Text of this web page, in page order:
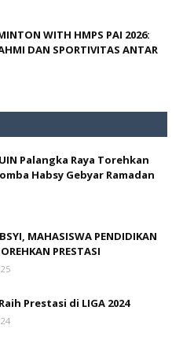
WITH HMPS PAI 2026:
DAN SPORTIVITAS ANTAR
Palangka Raya Torehkan
Habsy Gebyar Ramadan
MAHASISWA PENDIDIKAN
PRESTASI
Prestasi di LIGA 2024